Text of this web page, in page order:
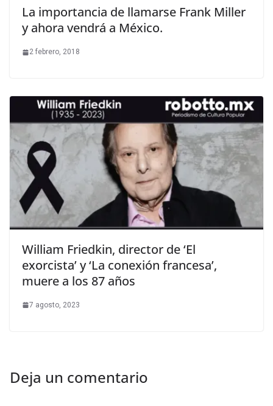
La importancia de llamarse Frank Miller
y ahora vendrá a México.
2 febrero, 2018
William Friedkin, director de ‘El
exorcista’ y ‘La conexión francesa’,
muere a los 87 años
7 agosto, 2023
Deja un comentario